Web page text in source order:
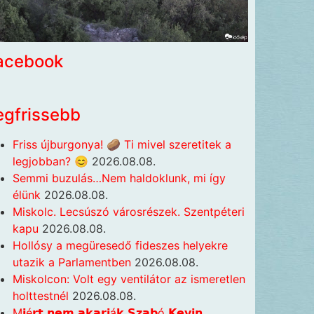
Friss újburgonya! 🥔 Ti mivel szeretitek a
legjobban? 😊 2026.08.08.
Semmi buzulás…Nem haldoklunk, mi így
élünk 2026.08.08.
Miskolc. Lecsúszó városrészek. Szentpéteri
kapu 2026.08.08.
Hollósy a megüresedő fideszes helyekre
utazik a Parlamentben 2026.08.08.
Miskolcon: Volt egy ventilátor az ismeretlen
holttestnél 2026.08.08.